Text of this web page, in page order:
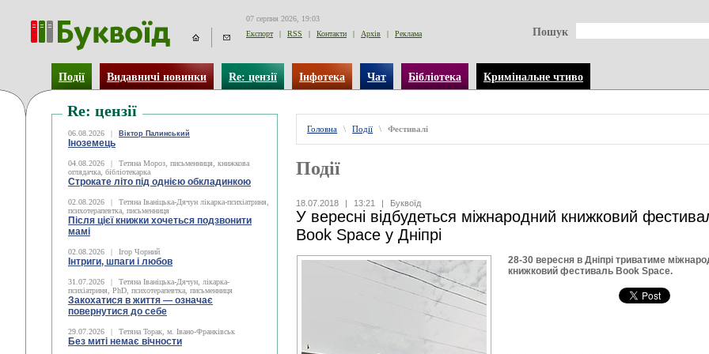
07 серпня 2026, 19:03
Експорт
| RSS | Контакти | Архів | Реклама Пошук
Події Видавничі новинки Re: цензії Інфотека Чат Бібліотека Кримінальне чтиво
Re: цензії
06.08.2026 | Віктор Палинський
Іноземець
04.08.2026 |
Тетяна Мороз, письменниця, книжкова
оглядачка, бібліотекарка
Строкате літо під однією обкладинкою
02.08.2026 |
Тетяна Іваніцька-Дячун лікарка-психіатриня,
психотерапевтка, письменниця
Після цієї книжки хочеться подзвонити
мамі
02.08.2026 | Ігор Чорний
Інтриги, шпаги і любов
31.07.2026 |
Тетяна Іваніцька-Дячун, лікарка-
психіатриня, PhD, психотерапевтка, письменниця
Закохатися в життя — означає
повернутися до себе
29.07.2026 | Тетяна Торак, м. Івано-Франківськ
Без миті немає вічности
Головна \ Події \ Фестивалі
Події
18.07.2018 | 13:21 | Буквоїд
У вересні відбудеться міжнародний книжковий
Book Space у Дніпрі
28-30 вересня в Дніпрі триватиме
книжковий фестиваль Book Space.